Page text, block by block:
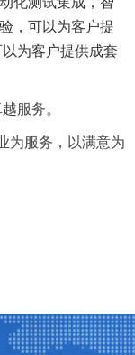
，可以为客户提
为客户提供成套
服务。
为服务，以满意为